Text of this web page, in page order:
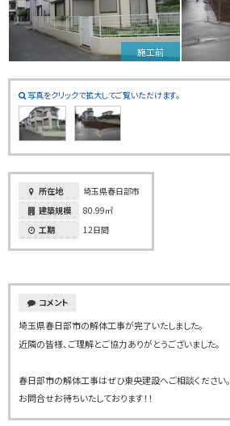
施工前
写真をクリックで拡大してご覧いただけます。
所在地
埼玉県春日部市
建築規模
80.99㎡
工期
12日間
コメント
埼玉県春日部市の解体工事が完了いたしました。
近隣の皆様、ご理解とご協力ありがとうございました。
春日部市の解体工事はぜひ東央建設へご相談ください。
お問合せお待ちいたしております！！